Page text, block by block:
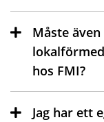
Måste
hos FMI?
Jag har ett